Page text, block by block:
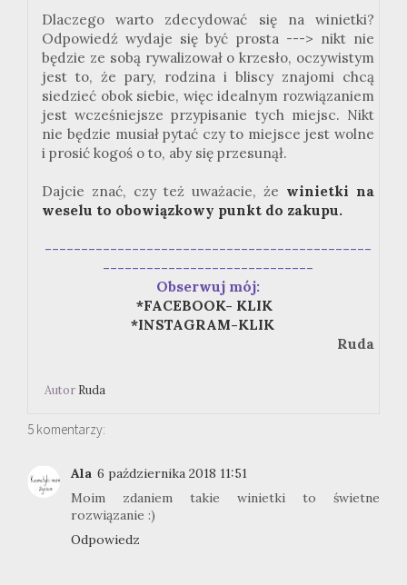
Dlaczego warto zdecydować się na winietki?
Odpowiedź wydaje się być prosta ---> nikt nie
będzie ze sobą rywalizował o krzesło, oczywistym
jest to, że pary, rodzina i bliscy znajomi chcą
siedzieć obok siebie, więc idealnym rozwiązaniem
jest wcześniejsze przypisanie tych miejsc. Nikt
nie będzie musiał pytać czy to miejsce jest wolne
i prosić kogoś o to, aby się przesunął.
Dajcie znać, czy też uważacie, że winietki na
weselu to obowiązkowy punkt do zakupu.
---------------------------------------------
-----------------------------
Obserwuj mój:
*FACEBOOK- KLIK
*INSTAGRAM-KLIK
Ruda
Autor Ruda
5 komentarzy:
Ala 6 października 2018 11:51
Moim zdaniem takie winietki to świetne
rozwiązanie :)
Odpowiedz